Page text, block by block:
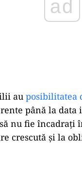
au posibilitatea
până la
nu fie încadrați
crescută și la